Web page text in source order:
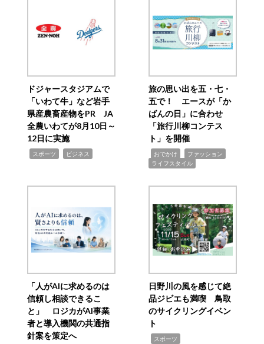
ドジャースタジアムで
「いわて牛」など岩手
県産農畜産物をPR JA
全農いわてが8月10日～
12日に実施
スポーツ ビジネス
旅の思い出を五・七・
五で！ エースが「か
ばんの日」に合わせ
「旅行川柳コンテス
ト」を開催
おでかけ ファッション
ライフスタイル
「人がAIに求めるのは
信頼し相談できるこ
と」 ロジカがAI事業
者と導入機関の共通指
針案を策定へ
日野川の風を感じて絶
品ジビエも満喫 鳥取
のサイクリングイベン
ト
スポーツ